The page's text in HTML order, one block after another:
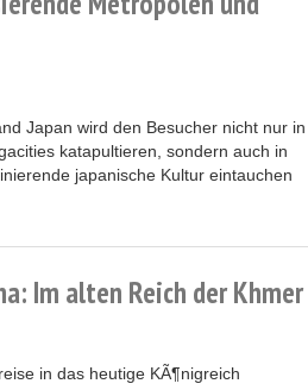
Japan wird den Besucher nicht nur in
katapultieren, sondern auch in
japanische Kultur eintauchen
Im alten Reich der Khmer
in das heutige KÃ¶nigreich